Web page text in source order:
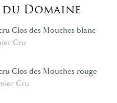
du Domaine
Clos des Mouches blanc
Cru
Clos des Mouches rouge
Cru